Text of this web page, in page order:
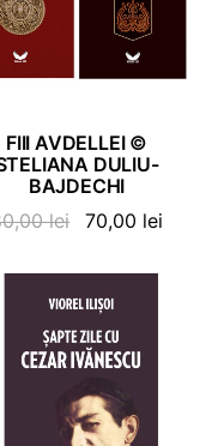
ADAUGĂ ÎN COȘ
FIII AVDELLEI ©
DULIU-
BAJDECHI
lei
Prețul
a
fost:
80,00 lei.
70,00 lei